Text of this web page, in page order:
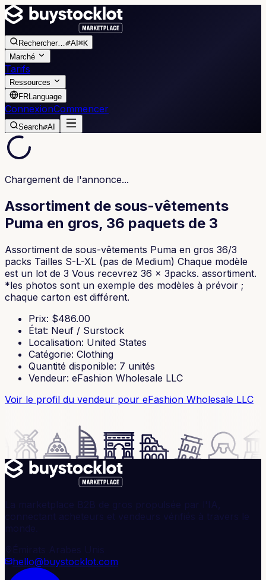
Rechercher… AI ⌘K
Marché
Tarifs
Ressources
FRLanguage
ConnexionCommencer
Search AI
Chargement de l'annonce...
Assortiment de sous-vêtements
Puma en gros, 36 paquets de 3
Assortiment de sous-vêtements Puma en gros 36/3
packs Tailles S-L-XL (pas de Medium) Chaque modèle
est un lot de 3 Vous recevrez 36 x 3packs. assortiment.
*les photos sont un exemple des modèles à prévoir ;
chaque carton est différent.
Prix: $486.00
État: Neuf / Surstock
Localisation: United States
Catégorie: Clothing
Quantité disponible: 7 unités
Vendeur: eFashion Wholesale LLC
Voir le profil du vendeur pour eFashion Wholesale LLC
La marketplace B2B de gros propulsée par l'IA,
connectant acheteurs et vendeurs vérifiés à travers le
monde.
Émirats Arabes Unis
hello@buystocklot.com